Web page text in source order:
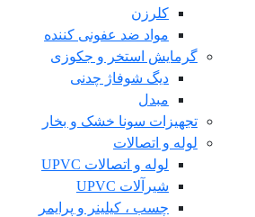
کلرزن
مواد ضد عفونی کننده
گرمایش استخر و جکوزی
دیگ شوفاژ چدنی
مبدل
تجهیزات سونا خشک و بخار
لوله و اتصالات
لوله و اتصالات UPVC
شیرآلات UPVC
چسب ، کیلینر و پرایمر